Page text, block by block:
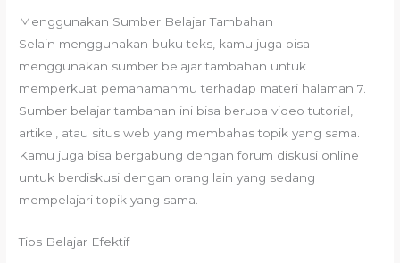
Menggunakan Sumber Belajar Tambahan
Selain menggunakan buku teks, kamu juga bisa
menggunakan sumber belajar tambahan untuk
memperkuat pemahamanmu terhadap materi halaman 7.
Sumber belajar tambahan ini bisa berupa video tutorial,
artikel, atau situs web yang membahas topik yang sama.
Kamu juga bisa bergabung dengan forum diskusi online
untuk berdiskusi dengan orang lain yang sedang
mempelajari topik yang sama.
Tips Belajar Efektif